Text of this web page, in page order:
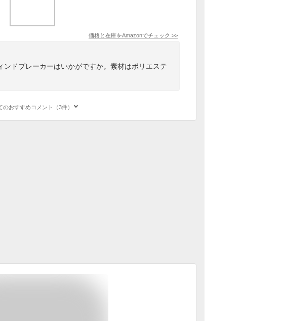
価格と在庫をAmazonでチェック >>
ンドブレーカーはいかがですか。素材はポリエステ
のおすすめコメント（3件）